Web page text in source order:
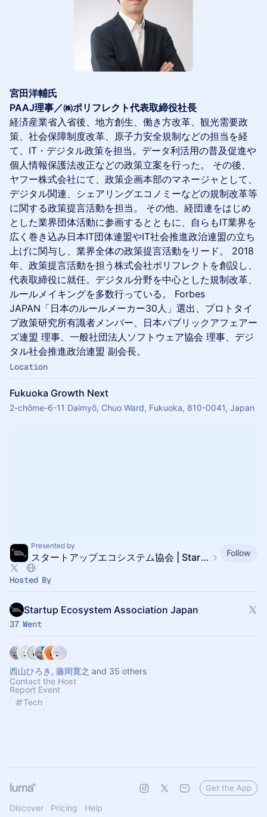
宮田洋輔氏
PAAJ理事／㈱ポリフレクト代表取締役社長
経済産業省入省後、地方創生、働き方改革、観光需要政
策、社会保障制度改革、原子力安全規制などの担当を経
て、IT・デジタル政策を担当。データ利活用の普及促進や
個人情報保護法改正などの政策立案を行った。 その後、
ヤフー株式会社にて、政策企画本部のマネージャとして、
デジタル関連、シェアリングエコノミーなどの規制改革等
に関する政策提言活動を担当。 その他、経団連をはじめ
とした業界団体活動に参画するとともに、自らもIT業界を
広く巻き込み日本IT団体連盟やIT社会推進政治連盟の立ち
上げに関与し、業界全体の政策提言活動をリード。 2018
年、政策提言活動を担う株式会社ポリフレクトを創設し、
代表取締役に就任。デジタル分野を中心とした規制改革、
ルールメイキングを多数行っている。 Forbes
JAPAN「日本のルールメーカー30人」選出、プロトタイ
プ政策研究所有識者メンバー、日本パブリックアフェアー
ズ連盟 理事、一般社団法人ソフトウェア協会 理事、デジ
タル社会推進政治連盟 副会長。
Location
Fukuoka Growth Next
2-chōme-6-11 Daimyō, Chuo Ward, Fukuoka, 810-0041, Japan
Presented by
​​スタートアップエコシステム協会 | Startup Ecosystem Association Japan Follow
Hosted By
Startup Ecosystem Association Japan
37 Went
西山ひろき, 藤岡寛之 and 35 others
Contact the Host
Report Event
Tech
Discover Pricing Help
Get the App